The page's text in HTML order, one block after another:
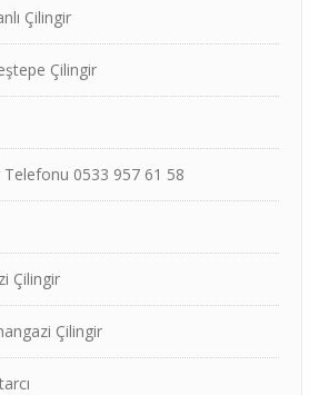
Çilingir
Çilingir
0533 957 61 58
Çilingir
Çilingir